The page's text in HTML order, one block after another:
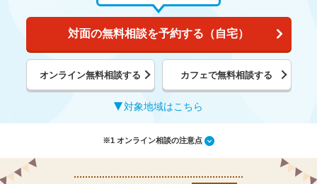
対面の無料相談を予約する（自宅）
オンライン無料相談する カフェで無料相談する
対象地域はこちら
※1 オンライン相談の注意点